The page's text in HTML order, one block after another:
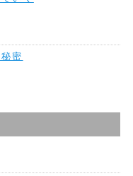
密